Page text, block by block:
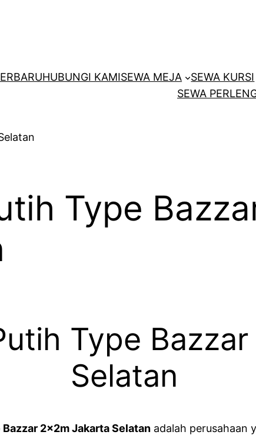
HUBUNGI KAMISEWA MEJA SEWA KURSI
SEWA
Type
Type
Selatan
2x2m Jakarta Selatan adalah perusahaan